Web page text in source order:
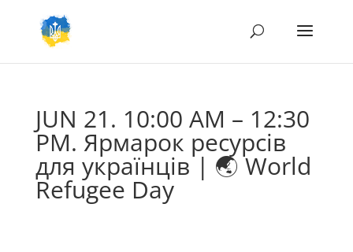
JUN 21. 10:00 AM – 12:30
PM. Ярмарок ресурсів
для українців | 🌏 World
Refugee Day